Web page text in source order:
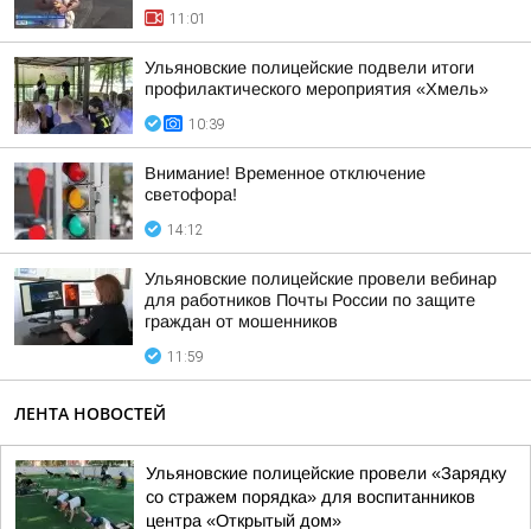
11:01
Ульяновские полицейские подвели итоги
профилактического мероприятия «Хмель»
10:39
Внимание! Временное отключение
светофора!
14:12
Ульяновские полицейские провели вебинар
для работников Почты России по защите
граждан от мошенников
11:59
ЛЕНТА НОВОСТЕЙ
Ульяновские полицейские провели «Зарядку
со стражем порядка» для воспитанников
центра «Открытый дом»